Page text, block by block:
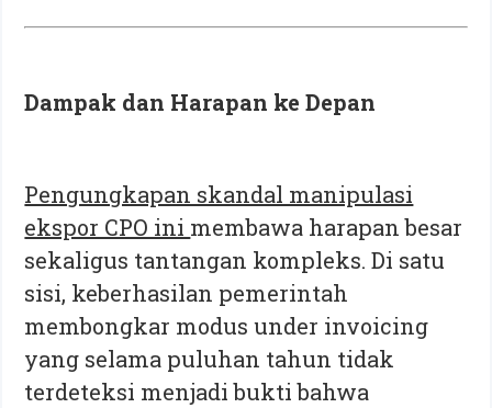
Dampak dan Harapan ke Depan
Pengungkapan skandal manipulasi
ekspor CPO ini membawa harapan besar
sekaligus tantangan kompleks. Di satu
sisi, keberhasilan pemerintah
membongkar modus under invoicing
yang selama puluhan tahun tidak
terdeteksi menjadi bukti bahwa